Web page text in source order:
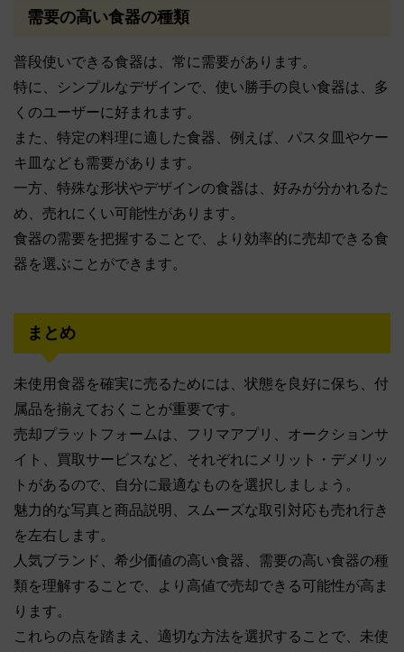
需要の高い食器の種類
普段使いできる食器は、常に需要があります。
特に、シンプルなデザインで、使い勝手の良い食器は、多
くのユーザーに好まれます。
また、特定の料理に適した食器、例えば、パスタ皿やケー
キ皿なども需要があります。
一方、特殊な形状やデザインの食器は、好みが分かれるた
め、売れにくい可能性があります。
食器の需要を把握することで、より効率的に売却できる食
器を選ぶことができます。
まとめ
未使用食器を確実に売るためには、状態を良好に保ち、付
属品を揃えておくことが重要です。
売却プラットフォームは、フリマアプリ、オークションサ
イト、買取サービスなど、それぞれにメリット・デメリッ
トがあるので、自分に最適なものを選択しましょう。
魅力的な写真と商品説明、スムーズな取引対応も売れ行き
を左右します。
人気ブランド、希少価値の高い食器、需要の高い食器の種
類を理解することで、より高値で売却できる可能性が高ま
ります。
これらの点を踏まえ、適切な方法を選択することで、未使